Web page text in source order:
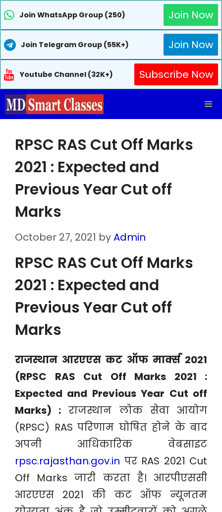
Join WhatsApp Group (250) Join Now
Join Telegram Group (55K+) Join Now
Youtube Channel (32K+)
Subscribe Now
Skip
to
RPSC RAS Cut Off Marks
2021 : Expected and
Previous Year Cut off
Marks
October 27, 2021 byAdmin
RPSC RAS Cut Off Marks
2021 : Expected and
Previous Year Cut off
Marks
राजस्थान आरएएस कट ऑफ मार्क्स 2021
(RPSC RAS Cut Off Marks 2021 :
Expected and Previous Year Cut off
Marks) : राजस्थान लोक सेवा आयोग
(RPSC) RAS परिणाम घोषित होने के बाद
अपनी आधिकारिक वेबसाइट
rpsc.rajasthan.gov.in पर RAS 2021 Cut
Off Marks जारी करता है। आरपीएससी
आरएएस 2021 की कट ऑफ न्यूनतम